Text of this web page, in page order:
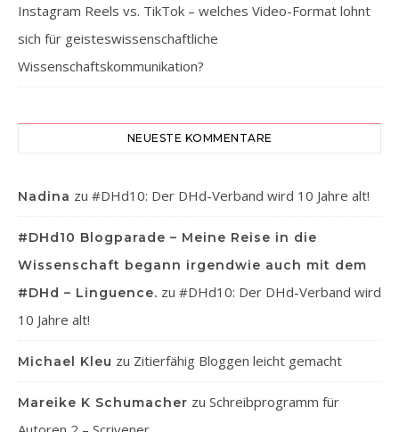
Instagram Reels vs. TikTok – welches Video-Format lohnt
sich für geisteswissenschaftliche
Wissenschaftskommunikation?
NEUESTE KOMMENTARE
Nadina zu #DHd10: Der DHd-Verband wird 10 Jahre alt!
#DHd10 Blogparade – Meine Reise in die
Wissenschaft begann irgendwie auch mit dem
#DHd – Linguence. zu #DHd10: Der DHd-Verband wird
10 Jahre alt!
Michael Kleu zu Zitierfähig Bloggen leicht gemacht
Mareike K Schumacher zu Schreibprogramm für